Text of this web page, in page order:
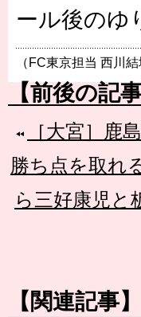
ール後のゆ
（FC東京担当 西川結
【前後の記事
［大宮］鹿
勝ち点を取れ
ら三好康児と
【関連記事】